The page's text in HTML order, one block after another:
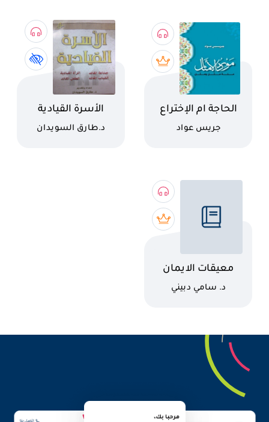
اسم الكتاب
الحاجة ام الإختراع
كاتب
جريس عواد
اسم الكتاب
الأسرة القيادية
كاتب
د.طارق السويدان
اسم الكتاب
معيقات الايمان
الدين الحقيقي
كاتب
د. سامي دبيني